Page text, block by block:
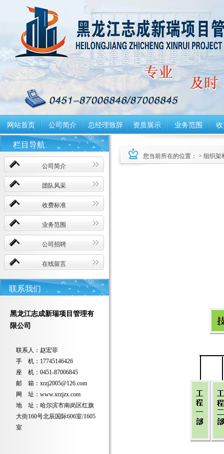
网站首页 公司简介 总经理致辞 资质展示 业务范围
栏目导航
公司简介
团队风采
收费标准
业务范围
公司招聘
在线留言
联系我们
黑龙江志成新瑞项目管理有
限公司
联系人：赵宏菲
手 机：17745146426
座 机：0451-87006845
邮 箱：xrzj2005@126.com
网 址：www.xrzjzx.com
地 址：哈尔滨市南岗区红旗
大街160号北辰国际606室/1605
室
您当前所在的位置： > 组织架